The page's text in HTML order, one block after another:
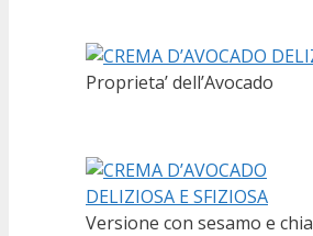
Proprieta’ dell’Avocado
Versione con sesamo e chia